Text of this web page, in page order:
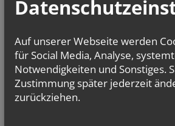
Auf unserer Webseite werden
für Social Media, Analyse,
Notwendigkeiten und Sonstiges.
Zustimmung später jederzeit
zurückziehen.